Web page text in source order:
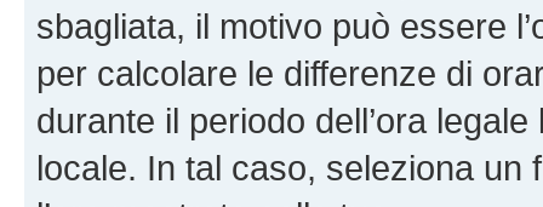
sbagliata, il motivo può essere
per calcolare le differenze di
durante il periodo dell’ora
locale. In tal caso, seleziona